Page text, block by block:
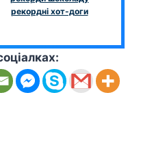
рекордні хот-доги